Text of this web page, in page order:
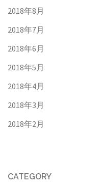
2018年8月
2018年7月
2018年6月
2018年5月
2018年4月
2018年3月
2018年2月
CATEGORY